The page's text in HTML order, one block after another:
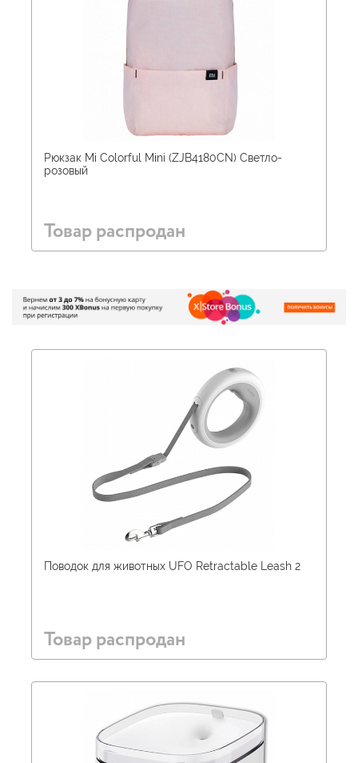
Рюкзак Mi Colorful Mini (ZJB4180CN) Светло-
розовый
Товар распродан
Поводок для животных UFO Retractable Leash 2
Товар распродан